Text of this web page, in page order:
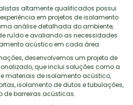
altamente qualificados possui
em projetos de isolamento
análise detalhada do ambiente,
ruído e avaliando as necessidades
acústico em cada área.
desenvolvemos um projeto de
que inclui soluções como a
materiais de isolamento acústico,
isolamento de dutos e tubulações,
de barreiras acústicas.